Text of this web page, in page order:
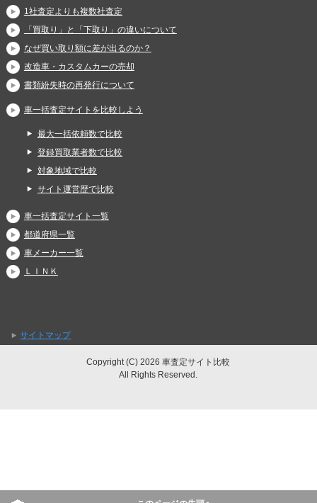
1社査定よりも複数社査定
「買取り」と「下取り」の違いについて
なぜ買い取り額に差が出るのか？
改造車・カスタムカーの売却
書類紛失時の再発行について
車一括査定サイトを比較しよう
最大一括依頼数で比較
登録買取業者数で比較
対象地域で比較
サイト運営歴で比較
車一括査定サイト一覧
都道府県一覧
車メーカー一覧
ＬＩＮＫ
サイトマップ
Copyright (C) 2026 車査定サイト比較
All Rights Reserved.